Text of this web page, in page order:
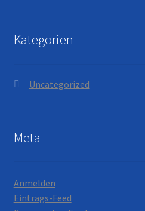
Kategorien
Uncategorized
Meta
Anmelden
Eintrags-Feed